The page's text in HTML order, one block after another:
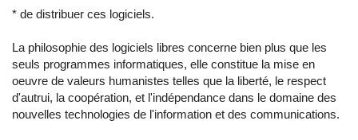
* de distribuer ces logiciels.
La philosophie des logiciels libres concerne bien plus que les
seuls programmes informatiques, elle constitue la mise en
oeuvre de valeurs humanistes telles que la liberté, le respect
d'autrui, la coopération, et l'indépendance dans le domaine des
nouvelles technologies de l'information et des communications.